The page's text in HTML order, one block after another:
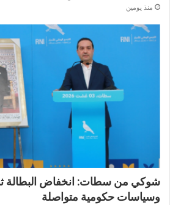
منذ يومين
شوكي من سطات: انخفاض البطالة
وسياسات حكومية متواصلة